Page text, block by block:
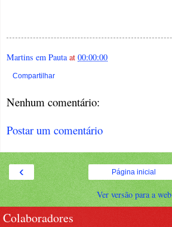
Martins em Pauta at 00:00:00
Compartilhar
Nenhum comentário:
Postar um comentário
‹ Página inicial
Ver versão para a web
Colaboradores